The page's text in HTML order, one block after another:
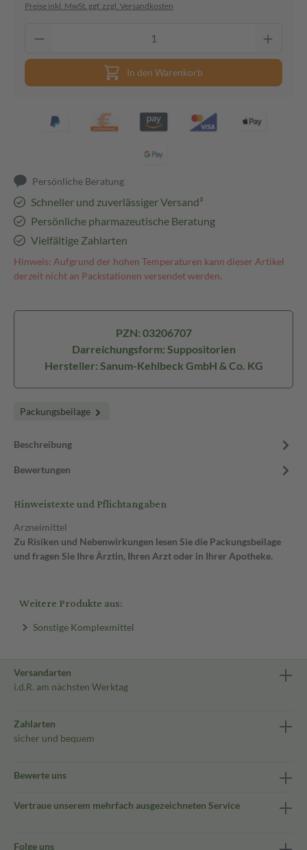
Preise inkl. MwSt. ggf. zzgl. Versandkosten
In den Warenkorb
Persönliche Beratung
Schneller und zuverlässiger Versand³
Persönliche pharmazeutische Beratung
Vielfältige Zahlarten
Hinweis: Aufgrund der hohen Temperaturen kann dieser Artikel
derzeit nicht an Packstationen versendet werden.
PZN: 03206707
Darreichungsform: Suppositorien
Hersteller: Sanum-Kehlbeck GmbH & Co. KG
Packungsbeilage
Beschreibung
Bewertungen
Hinweistexte und Pflichtangaben
Arzneimittel
Zu Risiken und Nebenwirkungen lesen Sie die Packungsbeilage
und fragen Sie Ihre Ärztin, Ihren Arzt oder in Ihrer Apotheke.
Weitere Produkte aus:
Sonstige Komplexmittel
Versandarten
i.d.R. am nächsten Werktag
Zahlarten
sicher und bequem
Bewerte uns
Vertraue unserem mehrfach ausgezeichneten Service
Folge uns